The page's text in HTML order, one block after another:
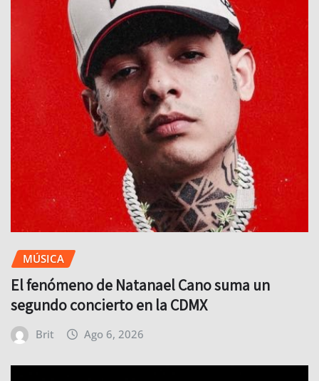
MÚSICA
El fenómeno de Natanael Cano suma un
segundo concierto en la CDMX
Brit Ago 6, 2026